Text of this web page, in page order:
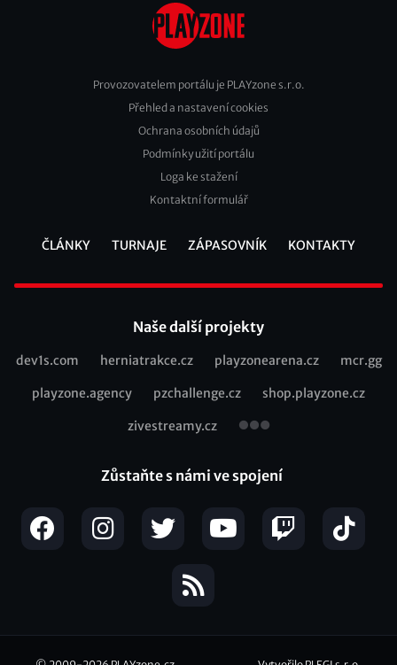
Footer
Provozovatelem portálu je PLAYzone s.r.o.
Přehled a nastavení cookies
Ochrana osobních údajů
Podmínky užití portálu
Loga ke stažení
Kontaktní formulář
ČLÁNKY TURNAJE ZÁPASOVNÍK KONTAKTY
Naše další projekty
Recommended
dev1s.com herniatrakce.cz playzonearena.cz mcr.gg
playzone.agency pzchallenge.cz shop.playzone.cz
zivestreamy.cz
Zůstaňte s námi ve spojení